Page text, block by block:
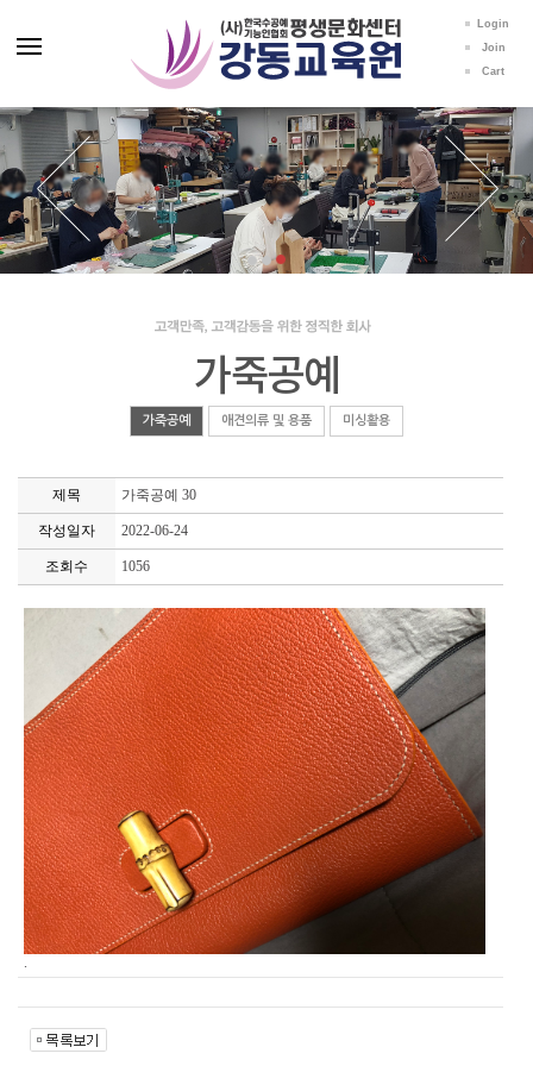
Login
Join
Cart
가죽공예
가죽공예 애견의류 및 용품 미싱활용
제목 가죽공예 30
작성일자 2022-06-24
조회수 1056